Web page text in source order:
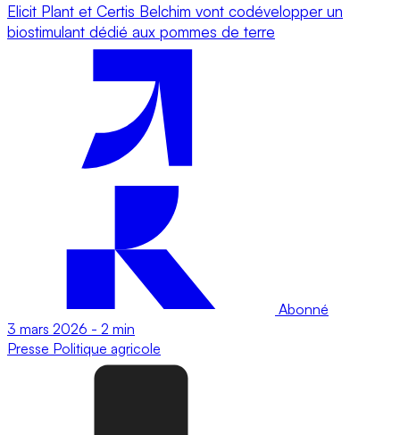
Elicit Plant et Certis Belchim vont codévelopper un
biostimulant dédié aux pommes de terre
Abonné
3 mars 2026 - 2 min
Presse Politique agricole